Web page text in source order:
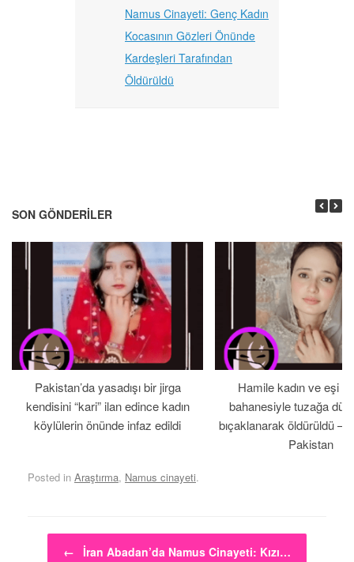
Namus Cinayeti: Genç Kadın
Kocasının Gözleri Önünde
Kardeşleri Tarafından
Öldürüldü
SON GÖNDERILER
Pakistan’da yasadışı bir jirga
kendisini “kari” ilan edince kadın
köylülerin önünde infaz edildi
Hamile kadın ve eşi
bahanesiyle tuzağa
bıçaklanarak öldürüldü –
Pakistan
Posted in Araştırma, Namus cinayeti.
Post navigation
← İran Abadan’da Namus Cinayeti: Kızı…